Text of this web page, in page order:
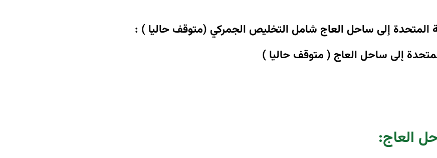
المتحدة إلى ساحل العاج شامل التخليص الجمركي (متوقف حاليا ) :
إلى ساحل العاج ( متوقف حاليا )
العاج: